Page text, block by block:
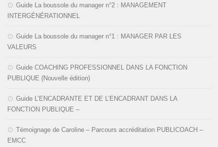
Guide La boussole du manager n°2 : MANAGEMENT
INTERGÉNÉRATIONNEL
Guide La boussole du manager n°1 : MANAGER PAR LES
VALEURS
Guide COACHING PROFESSIONNEL DANS LA FONCTION
PUBLIQUE (Nouvelle édition)
Guide L’ENCADRANTE ET DE L’ENCADRANT DANS LA
FONCTION PUBLIQUE –
Témoignage de Caroline – Parcours accréditation PUBLICOACH –
EMCC